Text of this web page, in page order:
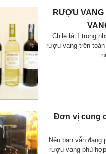
RƯỢU
Chile là 1 trong
rượu vang trên
Đơn vị cung
Nếu bạn vẫn
rượu vang phù